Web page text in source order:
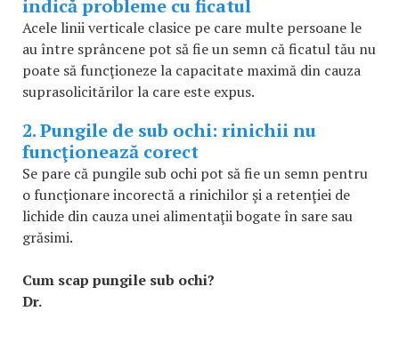
indică probleme cu ficatul
Acele linii verticale clasice pe care multe persoane le
au între sprâncene pot să fie un semn că ficatul tău nu
poate să funcţioneze la capacitate maximă din cauza
suprasolicitărilor la care este expus.
2. Pungile de sub ochi: rinichii nu
funcţionează corect
Se pare că pungile sub ochi pot să fie un semn pentru
o funcţionare incorectă a rinichilor şi a retenţiei de
lichide din cauza unei alimentaţii bogate în sare sau
grăsimi.
Cum scap pungile sub ochi?
Dr.